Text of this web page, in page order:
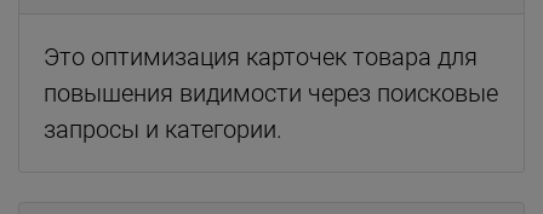
Это оптимизация карточек товара для
повышения видимости через поисковые
запросы и категории.